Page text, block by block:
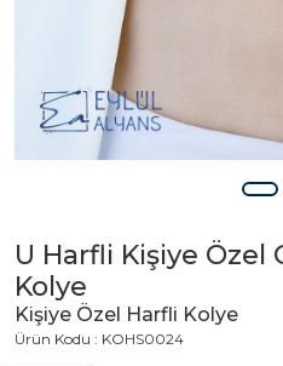
U Harfli Kişiye Özel
Kolye
Kişiye Özel Harfli Kolye
Ürün Kodu : KOHS0024